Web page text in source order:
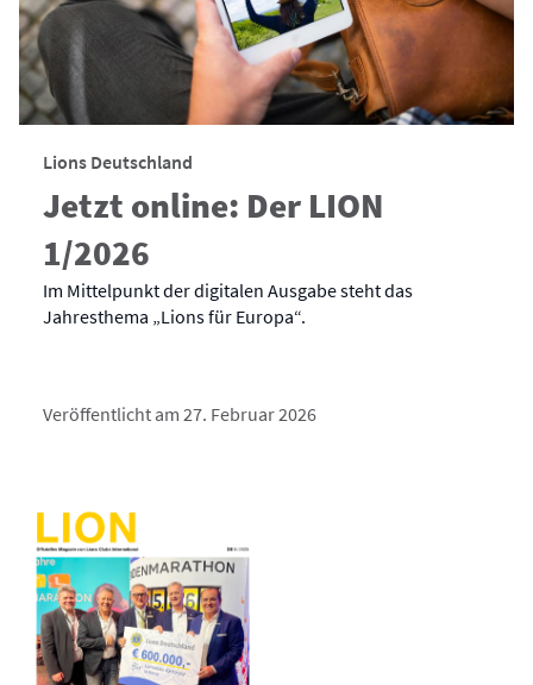
Lions Deutschland
Jetzt online: Der LION
1/2026
Im Mittelpunkt der digitalen Ausgabe steht das
Jahresthema „Lions für Europa“.
Veröffentlicht am 27. Februar 2026